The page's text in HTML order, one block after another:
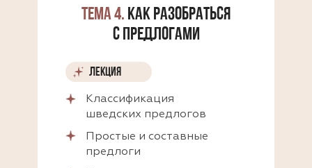
ТЕМА 4. КАК РАЗОБРАТЬСЯ
С ПРЕДЛОГАМИ
ЛЕКЦИЯ
Классификация
шведских предлогов
Простые и составные
предлоги